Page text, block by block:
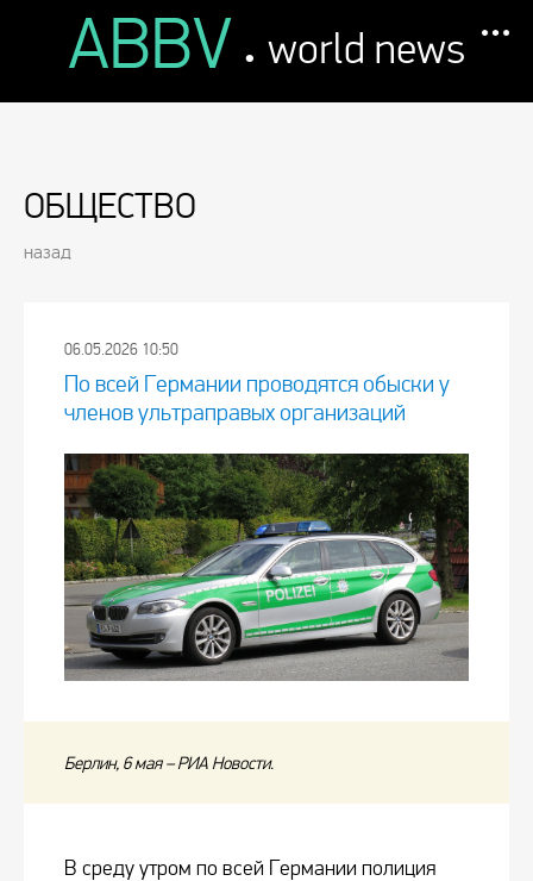
ABBV . world news
ОБЩЕСТВО
назад
06.05.2026 10:50
По всей Германии проводятся обыски у
членов ультраправых организаций
Берлин, 6 мая – РИА Новости.
В среду утром по всей Германии полиция